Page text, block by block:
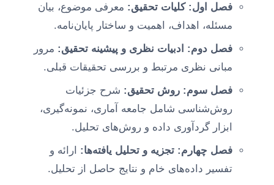
فصل اول: کلیات تحقیق: معرفی موضوع، بیان
مسئله، اهداف، اهمیت و ساختار پایان‌نامه.
فصل دوم: ادبیات نظری و پیشینه تحقیق: مرور
مبانی نظری مرتبط و بررسی تحقیقات قبلی.
فصل سوم: روش تحقیق: شرح جزئیات
روش‌شناسی شامل جامعه آماری، نمونه‌گیری،
ابزار گردآوری داده و روش‌های تحلیل.
فصل چهارم: تجزیه و تحلیل یافته‌ها: ارائه و
تفسیر داده‌های خام و نتایج حاصل از تحلیل.